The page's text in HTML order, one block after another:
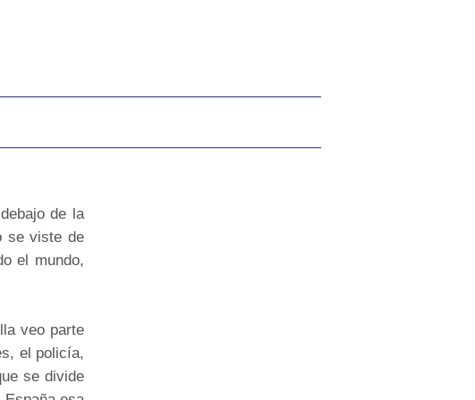
de la
se viste de
el mundo,
veo parte
el policía,
se divide